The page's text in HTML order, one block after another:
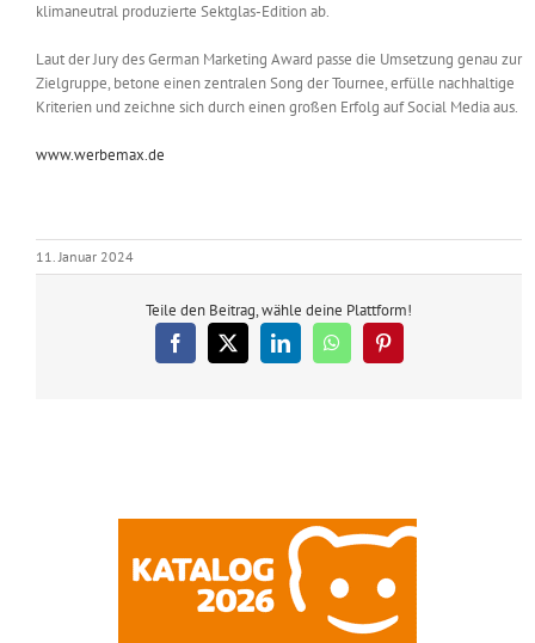
klimaneutral produzierte Sektglas-Edition ab.
Laut der Jury des German Marketing Award passe die Umsetzung genau zur
Zielgruppe, betone einen zentralen Song der Tournee, erfülle nachhaltige
Kriterien und zeichne sich durch einen großen Erfolg auf Social Media aus.
www.werbemax.de
11. Januar 2024
Teile den Beitrag, wähle deine Plattform!
Facebook
X LinkedInWhatsAppPinterest